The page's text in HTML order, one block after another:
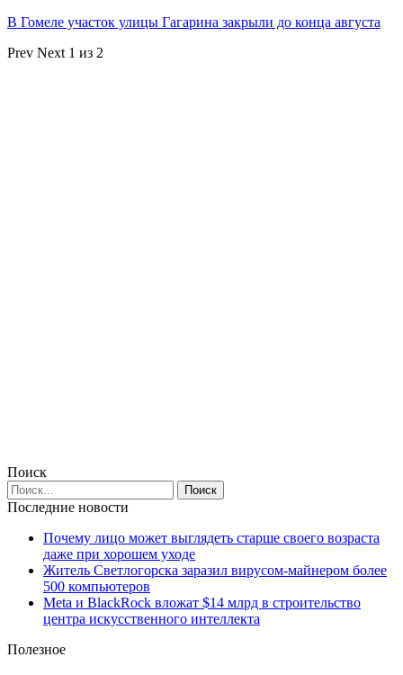
В Гомеле участок улицы Гагарина закрыли до конца августа
Prev Next 1 из 2
Поиск
Последние новости
Почему лицо может выглядеть старше своего возраста
даже при хорошем уходе
Житель Светлогорска заразил вирусом-майнером более
500 компьютеров
Meta и BlackRock вложат $14 млрд в строительство
центра искусственного интеллекта
Полезное